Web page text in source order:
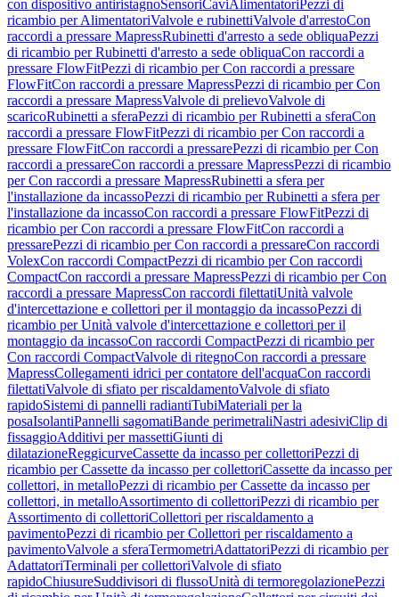
con dispositivo antiristagnoSensoriCaviAlimentatori Pezzi di
ricambio per AlimentatoriValvole e rubinettiValvole d'arrestoCon
raccordi a pressare MapressRubinetti d'arresto a sede obliquaPezzi
di ricambio per Rubinetti d'arresto a sede obliquaCon raccordi a
pressare FlowFitPezzi di ricambio per Con raccordi a pressare
FlowFitCon raccordi a pressare MapressPezzi di ricambio per Con
raccordi a pressare MapressValvole di prelievoValvole di
scaricoRubinetti a sferaPezzi di ricambio per Rubinetti a sferaCon
raccordi a pressare FlowFitPezzi di ricambio per Con raccordi a
pressare FlowFitCon raccordi a pressarePezzi di ricambio per Con
raccordi a pressareCon raccordi a pressare MapressPezzi di ricambio
per Con raccordi a pressare MapressRubinetti a sfera per
l'installazione da incassoPezzi di ricambio per Rubinetti a sfera per
l'installazione da incassoCon raccordi a pressare FlowFitPezzi di
ricambio per Con raccordi a pressare FlowFitCon raccordi a
pressarePezzi di ricambio per Con raccordi a pressareCon raccordi
VolexCon raccordi CompactPezzi di ricambio per Con raccordi
CompactCon raccordi a pressare MapressPezzi di ricambio per Con
raccordi a pressare MapressCon raccordi filettatiUnità valvole
d'intercettazione e collettori per il montaggio da incassoPezzi di
ricambio per Unità valvole d'intercettazione e collettori per il
montaggio da incassoCon raccordi CompactPezzi di ricambio per
Con raccordi CompactValvole di ritegnoCon raccordi a pressare
MapressCollegamenti idrici per contatore dell'acquaCon raccordi
filettatiValvole di sfiato per riscaldamentoValvole di sfiato
rapidoSistemi di pannelli radiantiTubiMateriali per la
posaIsolantiPannelli sagomatiBande perimetraliNastri adesiviClip di
fissaggioAdditivi per massettiGiunti di
dilatazioneReggicurveCassette da incasso per collettoriPezzi di
ricambio per Cassette da incasso per collettoriCassette da incasso per
collettori, in metalloPezzi di ricambio per Cassette da incasso per
collettori, in metalloAssortimento di collettoriPezzi di ricambio per
Assortimento di collettoriCollettori per riscaldamento a
pavimentoPezzi di ricambio per Collettori per riscaldamento a
pavimentoValvole a sferaTermometriAdattatoriPezzi di ricambio per
AdattatoriTerminali per collettoriValvole di sfiato
rapidoChiusureSuddivisori di flussoUnità di termoregolazionePezzi